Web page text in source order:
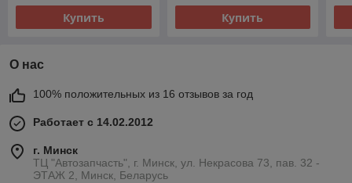
Купить Купить
О нас
100% положительных из 16 отзывов за год
Работает с 14.02.2012
г. Минск
ТЦ "Автозапчасть", г. Минск, ул. Некрасова 73, пав. 32 -
ЭТАЖ 2, Минск, Беларусь